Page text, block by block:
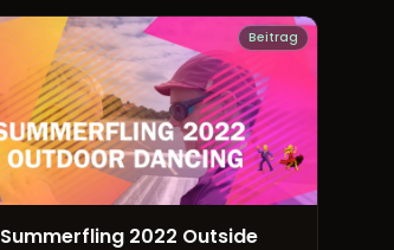
Beitrag
Summerfling 2022 Outside